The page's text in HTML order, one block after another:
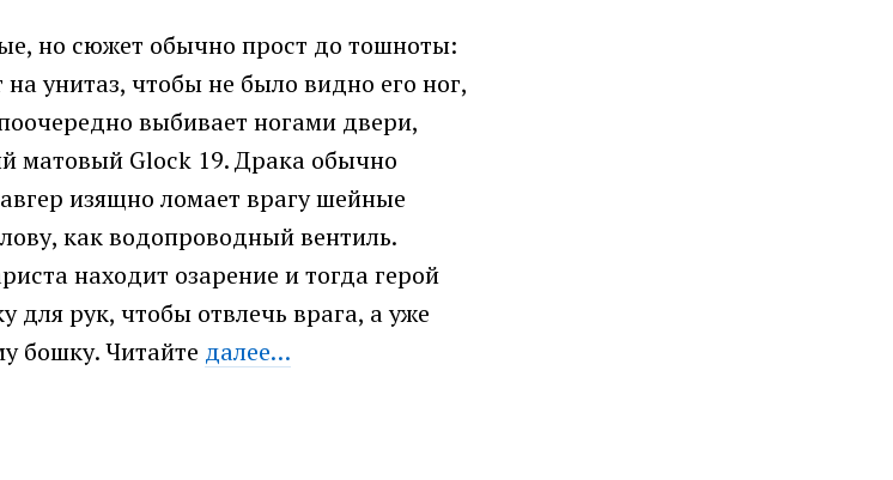
но сюжет обычно прост до тошноты:
на унитаз, чтобы не было видно его ног,
выбивает ногами двери,
матовый Glock 19. Драка обычно
изящно ломает врагу шейные
как водопроводный вентиль.
находит озарение и тогда герой
для рук, чтобы отвлечь врага, а уже
бошку. Читайте далее…